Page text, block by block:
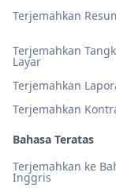
Terjemahkan
Terjemahkan
Layar
Terjemahkan
Terjemahkan
Bahasa Teratas
Terjemahkan ke
Inggris